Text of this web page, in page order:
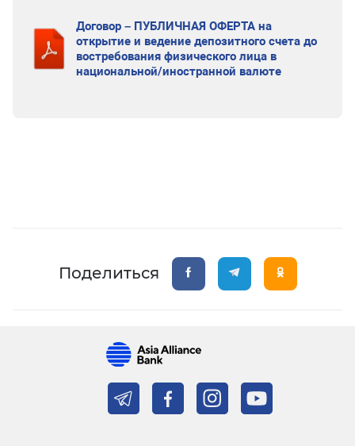
Договор – ПУБЛИЧНАЯ ОФЕРТА на
открытие и ведение депозитного счета до
востребования физического лица в
национальной/иностранной валюте
Поделиться